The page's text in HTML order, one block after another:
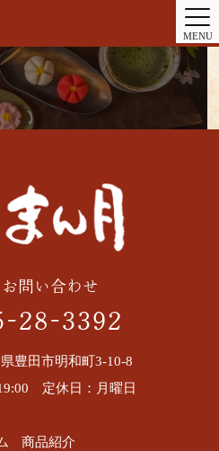
MENU
問い合わせ
28-3392
豊田市明和町3-10-8
定休日：月曜日
商品紹介